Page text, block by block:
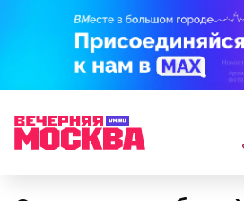
— Там может содержаться
гипоксию и ухудшение
предостерегла Соломатина.